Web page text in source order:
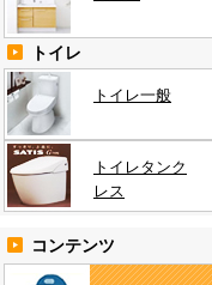
トイレ
トイレ一般
トイレタンク
レス
コンテンツ